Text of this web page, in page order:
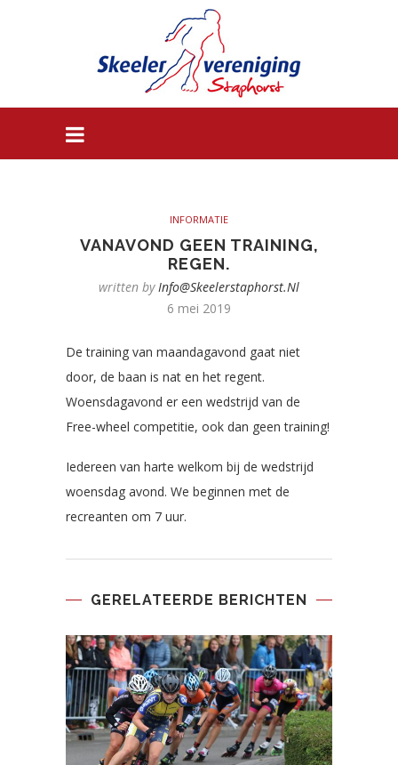
INFORMATIE
VANAVOND GEEN TRAINING,
REGEN.
written byInfo@skeelerstaphorst.nl
6 mei 2019
De training van maandagavond gaat niet
door, de baan is nat en het regent.
Woensdagavond er een wedstrijd van de
Free-wheel competitie, ook dan geen training!
Iedereen van harte welkom bij de wedstrijd
woensdag avond. We beginnen met de
recreanten om 7 uur.
GERELATEERDE BERICHTEN